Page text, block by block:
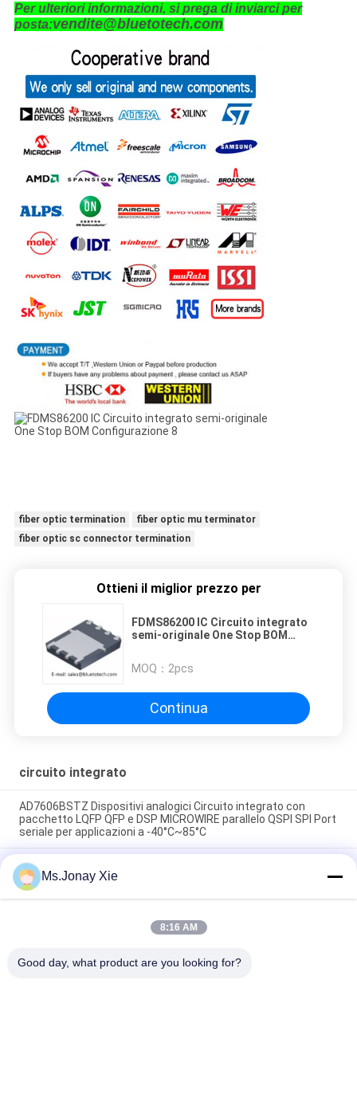
Per ulteriori informazioni, si prega di inviarci per
posta:vendite@bluetotech.com
fiber optic termination
fiber optic mu terminator
fiber optic sc connector termination
Ottieni il miglior prezzo per
FDMS86200 IC Circuito integrato
semi-originale One Stop BOM
MOQ： 2pcs
Continua
circuito integrato
AD7606BSTZ Dispositivi analogici Circuito integrato con
pacchetto LQFP QFP e DSP MICROWIRE parallelo QSPI SPI Port
seriale per applicazioni a -40°C~85°C
AD7606C-16BSTZ Circuito integrato Analog Devices ADC SAR
IC con package LQFP-64 e porte parallele, SPI, seriali per
funzionamento -40℃~125℃
Analog Devices ADIS16475-2BMLZ IMU MEMS di precisione
con 2621440deg/s/LSB in un package BGA-44 miniaturizzato
Ms.Jonay Xie
8:16 AM
Good day, what product are you looking for?